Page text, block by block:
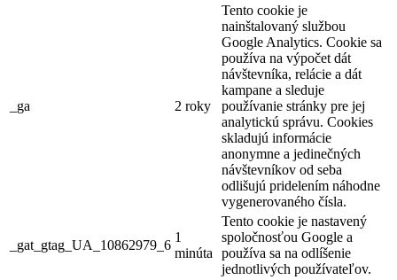
_ga 2 roky
Tento cookie je
nainštalovaný službou
Google Analytics. Cookie sa
používa na výpočet dát
návštevníka, relácie a dát
kampane a sleduje
používanie stránky pre jej
analytickú správu. Cookies
skladujú informácie
anonymne a jedinečných
návštevníkov od seba
odlišujú pridelením náhodne
vygenerovaného čísla.
_gat_gtag_UA_10862979_6
1
minúta
Tento cookie je nastavený
spoločnosťou Google a
používa sa na odlíšenie
jednotlivých používateľov.